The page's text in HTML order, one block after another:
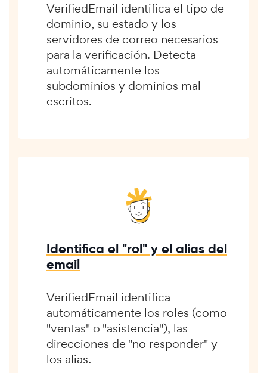
VerifiedEmail identifica el tipo de
dominio, su estado y los
servidores de correo necesarios
para la verificación. Detecta
automáticamente los
subdominios y dominios mal
escritos.
Identifica el "rol" y el alias del
email
VerifiedEmail identifica
automáticamente los roles (como
"ventas" o "asistencia"), las
direcciones de "no responder" y
los alias.